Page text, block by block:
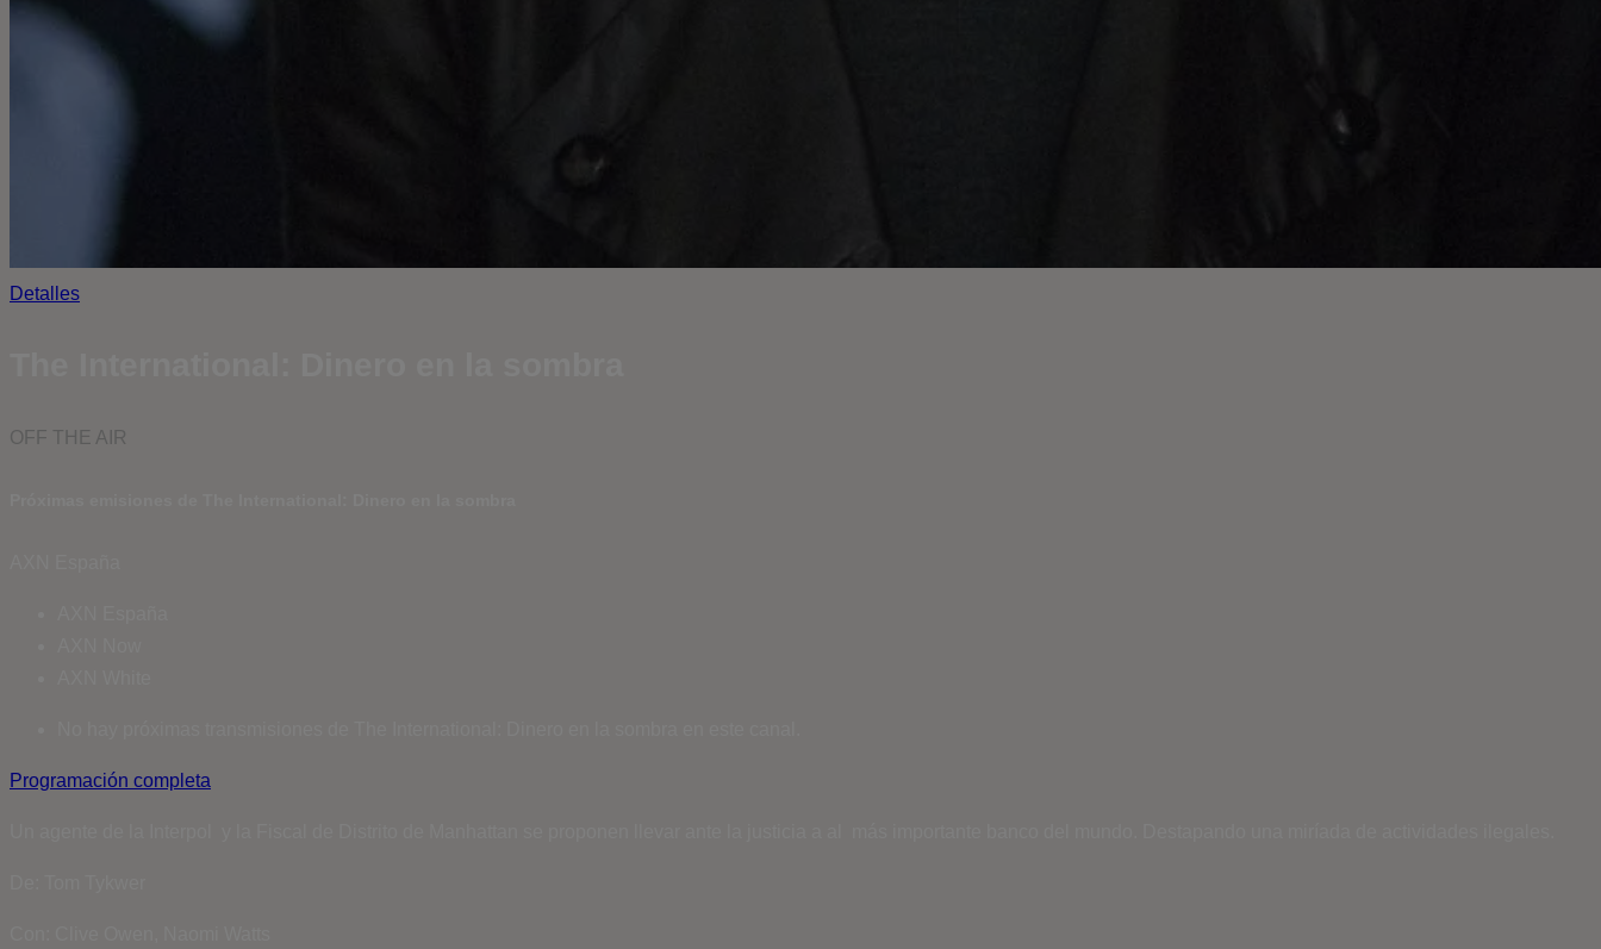
Detalles
OFF THE AIR
Programación completa